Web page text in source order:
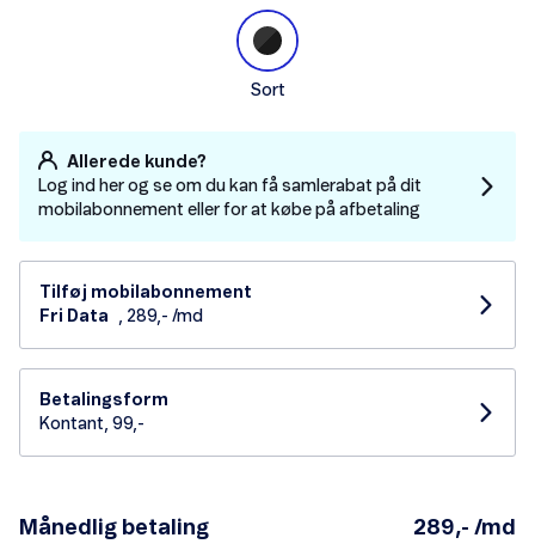
Sort
Allerede kunde?
Log ind her og se om du kan få samlerabat på dit
mobilabonnement eller for at købe på afbetaling
Tilføj mobilabonnement
Fri Data
, 289,- /md
Betalingsform
Kontant, 99,-
Månedlig betaling 289,- /md